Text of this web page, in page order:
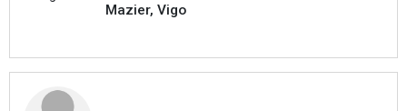
Mazier, Vigo